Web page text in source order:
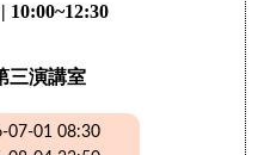
10:00~12:30
三演講室
07-01 08:30